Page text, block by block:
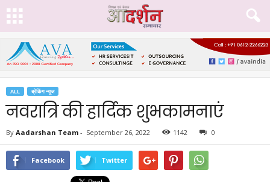
ALL ब्रेकिंग न्यूज
नवरात्रि की हार्दिक शुभकामनाएं
By Aadarshan Team - September 26, 2022 1142 0
Facebook Twitter